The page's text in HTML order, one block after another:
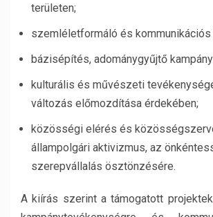
területen;
szemléletformáló és kommunikációs
bázisépítés, adománygyűjtő
kulturális és művészeti
változás előmozdítása érdekében;
közösségi elérés és
állampolgári aktivizmus, az
szerepvállalás ösztönzésére.
A kiírás szerint a támogatott